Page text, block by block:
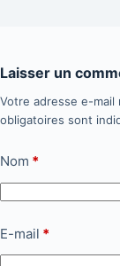
Laisser un
Votre adresse e-mail
obligatoires sont
Nom *
E-mail *